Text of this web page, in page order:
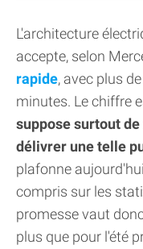
L'architecture
accepte, selon
rapide, avec plus
minutes. Le chiffre
suppose surtout
délivrer une telle
plafonne
compris sur les
promesse vaut
plus que pour l'été